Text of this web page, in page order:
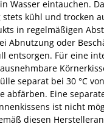
Wasser eintauchen.
kühl und trocken
in regelmäßigen
Abnutzung oder
entsorgen. Für eine
separat bei 30 °C
abfärben. Eine
ist nicht
diesen